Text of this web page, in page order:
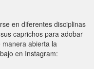
en diferentes disciplinas
caprichos para adobar
abierta la
en Instagram: